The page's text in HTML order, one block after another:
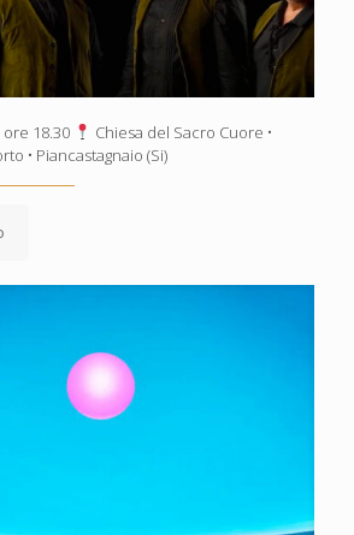
ore 18.30
Chiesa del Sacro Cuore •
• Piancastagnaio (Si)